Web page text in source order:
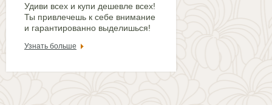
Удиви всех и купи дешевле всех!
Ты привлечешь к себе внимание
и гарантированно выделишься!
Узнать больше